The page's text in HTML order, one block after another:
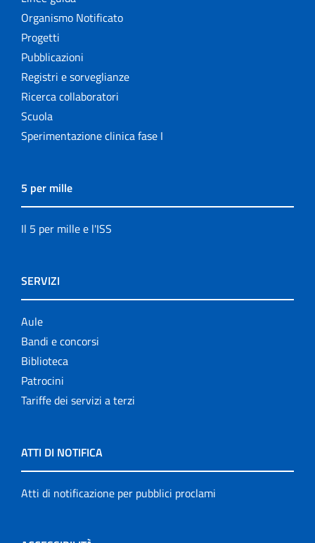
Organismo Notificato
Progetti
Pubblicazioni
Registri e sorveglianze
Ricerca collaboratori
Scuola
Sperimentazione clinica fase I
5 per mille
Il 5 per mille e l'ISS
SERVIZI
Aule
Bandi e concorsi
Biblioteca
Patrocini
Tariffe dei servizi a terzi
ATTI DI NOTIFICA
Atti di notificazione per pubblici proclami